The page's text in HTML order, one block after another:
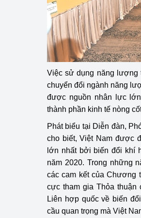
Việc sử dụng năng lượng
chuyển đổi ngành năng
được nguồn nhân lực
thành phần kinh tế nòng
Phát biểu tại Diễn đàn,
cho biết, Việt Nam được
lớn nhất bởi biến đổi khí
năm 2020. Trong những
các cam kết của Chương
cực tham gia Thỏa thuận
Liên hợp quốc về biến
cầu quan trọng mà Việt